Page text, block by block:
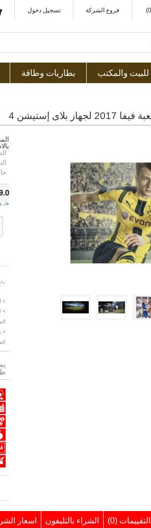
فروع الشركة تسجيل دخول
للبيت والمكتب بطاريات وطاقة
هل
>
>
التقييمات (0) الشراء بالتليفون اسعار